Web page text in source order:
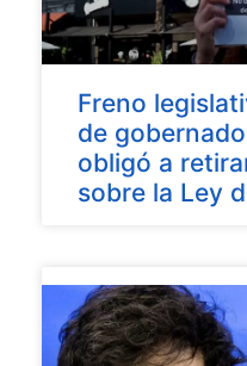
Freno
de
obligó a
sobre la Ley